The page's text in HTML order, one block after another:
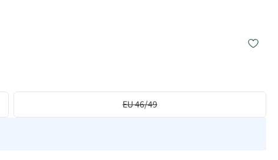
EU 46/49